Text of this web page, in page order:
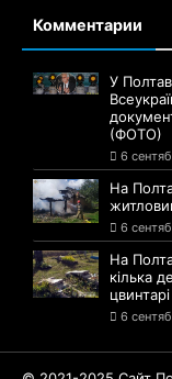
Комментарии
У
(ФОТО)
6
На
6
На
кілька
цвинтарі
6